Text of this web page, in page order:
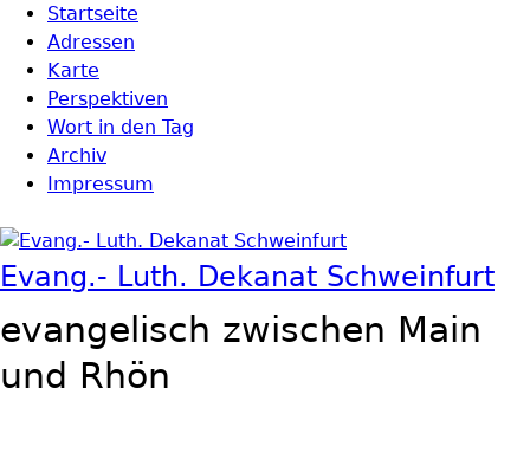
Direkt zum Inhalt
Hauptmenü
Startseite
Adressen
Karte
Perspektiven
Wort in den Tag
Archiv
Impressum
Evang.- Luth. Dekanat Schweinfurt
evangelisch zwischen Main
und Rhön